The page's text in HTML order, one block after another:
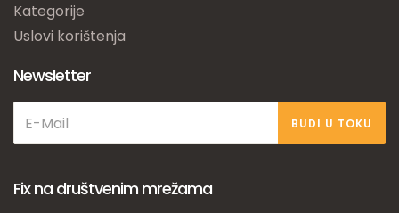
Kategorije
Uslovi korištenja
Newsletter
BUDI U TOKU
Fix na društvenim mrežama